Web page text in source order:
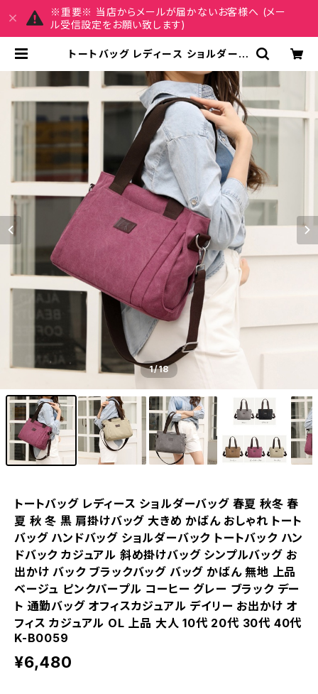
※重要※ 当店からメールが届かないお客様へ (メー
ル受信設定をお願い致します)
トートバッグ レディース ショルダーバ
バッグ 大きめ かばん おしゃれ トート
バッグ ハンドバッグ ショルダーバック
トートバック ハンドバック カジュアル
斜め掛けバッグ シンプルバッグ お出
かけ バック ブラックバッグ バッグ か
ばん 無地 上品 ベージュ ピンクパー
プル コーヒー グレー ブラック デート
通勤バッグ オフィスカジュアル デイリ
ー お出かけ オフィス カジュアル OL
上品 大人 10代 20代 30代 40代 K-
B0059 | REIRSE レイルセ 20代,
30代,40代 レディースファッション
通販
1/18
トートバッグ レディース ショルダーバッグ 春夏 秋冬 春
夏 秋 冬 黒 肩掛けバッグ 大きめ かばん おしゃれ トート
バッグ ハンドバッグ ショルダーバック トートバック ハン
ドバック カジュアル 斜め掛けバッグ シンプルバッグ お
出かけ バック ブラックバッグ バッグ かばん 無地 上品
ベージュ ピンクパープル コーヒー グレー ブラック デー
ト 通勤バッグ オフィスカジュアル デイリー お出かけ オ
フィス カジュアル OL 上品 大人 10代 20代 30代 40代
K-B0059
¥6,480